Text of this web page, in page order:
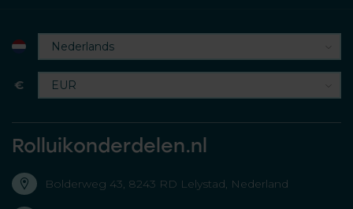
€
Rolluikonderdelen.nl
Bolderweg 43, 8243 RD Lelystad, Nederland